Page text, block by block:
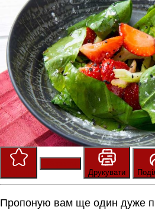
Друкувати
Пропоную вам ще один дуже